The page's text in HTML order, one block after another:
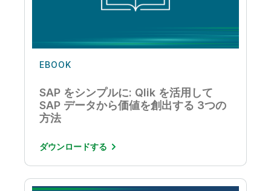
EBOOK
SAP をシンプルに: Qlik を活用して
SAP データから価値を創出する 3つの
方法
ダウンロードする